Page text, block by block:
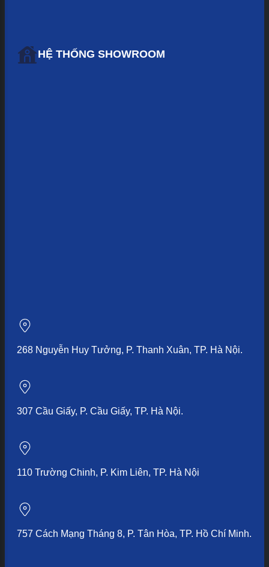
HỆ THỐNG SHOWROOM
268 Nguyễn Huy Tưởng, P. Thanh Xuân, TP. Hà Nội.
307 Cầu Giấy, P. Cầu Giấy, TP. Hà Nội.
110 Trường Chinh, P. Kim Liên, TP. Hà Nội
757 Cách Mạng Tháng 8, P. Tân Hòa, TP. Hồ Chí Minh.